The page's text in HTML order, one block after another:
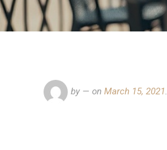
by — on March 15, 2021.